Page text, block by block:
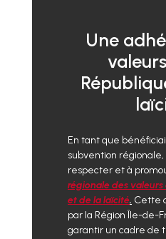
Une
En tant que
subvention régionale,
respecter et à
régionale des
et de la laïcité. Cette
par la Région Île-de-
garantir un cadre de